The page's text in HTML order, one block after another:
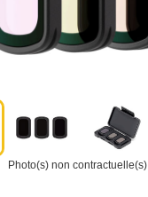
Photo(s) non contractuelle(s)